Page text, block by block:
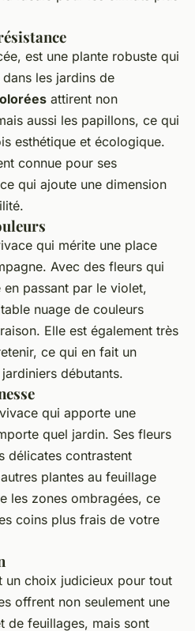
est une plante robuste qui
les jardins de
attirent non
aussi les papillons, ce qui
esthétique et écologique.
connue pour ses
qui ajoute une dimension
qui mérite une place
Avec des fleurs qui
passant par le violet,
nuage de couleurs
Elle est également très
ce qui en fait un
débutants.
qui apporte une
quel jardin. Ses fleurs
délicates contrastent
plantes au feuillage
les zones ombragées, ce
coins plus frais de votre
un choix judicieux pour tout
offrent non seulement une
de feuillages, mais sont